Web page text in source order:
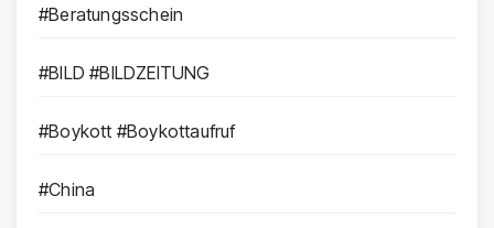
#Beratungsschein
#BILD #BILDZEITUNG
#Boykott #Boykottaufruf
#China